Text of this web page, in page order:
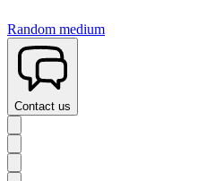
Random medium
Contact us